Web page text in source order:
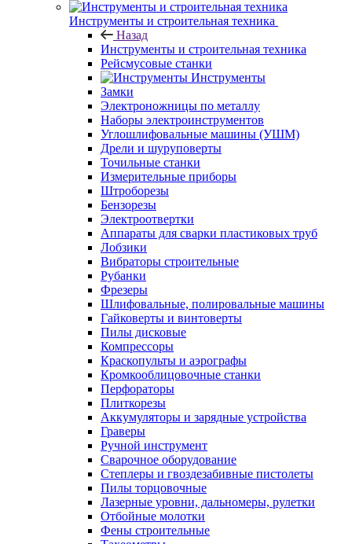
Инструменты и строительная техника
Назад
Инструменты и строительная техника
Рейсмусовые станки
Инструменты
Замки
Электроножницы по металлу
Наборы электроинструментов
Углошлифовальные машины (УШМ)
Дрели и шуруповерты
Точильные станки
Измерительные приборы
Штроборезы
Бензорезы
Электроотвертки
Аппараты для сварки пластиковых труб
Лобзики
Вибраторы строительные
Рубанки
Фрезеры
Шлифовальные, полировальные машины
Гайковерты и винтоверты
Пилы дисковые
Компрессоры
Краскопульты и аэрографы
Кромкооблицовочные станки
Перфораторы
Плиткорезы
Аккумуляторы и зарядные устройства
Граверы
Ручной инструмент
Сварочное оборудование
Степлеры и гвоздезабивные пистолеты
Пилы торцовочные
Лазерные уровни, дальномеры, рулетки
Отбойные молотки
Фены строительные